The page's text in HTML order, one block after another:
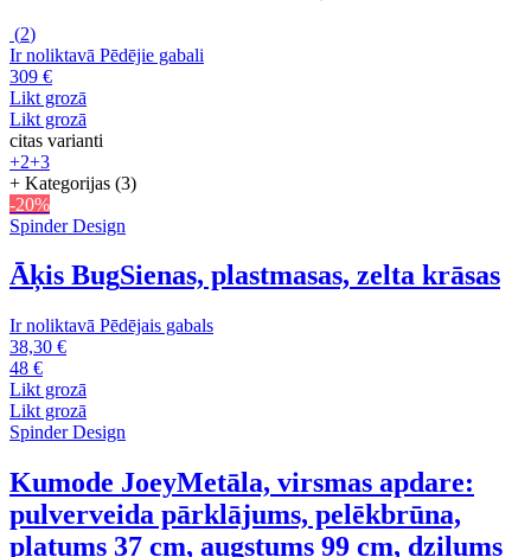
(2)
Ir noliktavā Pēdējie gabali
309 €
Likt grozā
Likt grozā
citas varianti
+2+3
+ Kategorijas (3)
-20%
Spinder Design
Āķis BugSienas, plastmasas, zelta krāsas
Ir noliktavā Pēdējais gabals
38,30 €
48 €
Likt grozā
Likt grozā
Spinder Design
Kumode JoeyMetāla, virsmas apdare:
pulverveida pārklājums, pelēkbrūna,
platums 37 cm, augstums 99 cm, dziļums